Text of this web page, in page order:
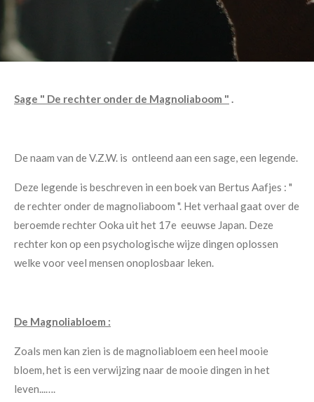
Sage " De rechter onder de Magnoliaboom " .
De naam van de V.Z.W. is ontleend aan een sage, een legende.
Deze legende is beschreven in een boek van Bertus Aafjes : "
de rechter onder de magnoliaboom ". Het verhaal gaat over de
beroemde rechter Ooka uit het 17e eeuwse Japan. Deze
rechter kon op een psychologische wijze dingen oplossen
welke voor veel mensen onoplosbaar leken.
De Magnoliabloem :
Zoals men kan zien is de magnoliabloem een heel mooie
bloem, het is een verwijzing naar de mooie dingen in het
leven...….